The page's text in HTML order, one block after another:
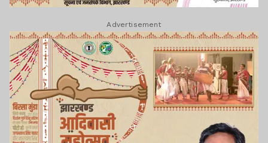
Advertisement